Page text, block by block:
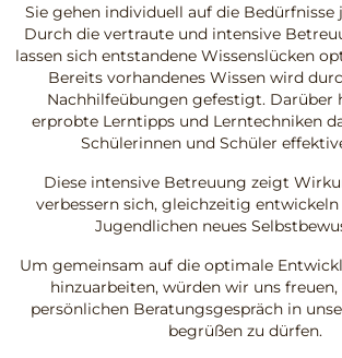
Sie gehen individuell auf die Bedürfnisse
Durch die vertraute und intensive
lassen sich entstandene Wissenslücken
Bereits vorhandenes Wissen wird
Nachhilfeübungen gefestigt. Darüber
erprobte Lerntipps und Lerntechniken
Schülerinnen und Schüler
Diese intensive Betreuung zeigt
verbessern sich, gleichzeitig
Jugendlichen neues
Um gemeinsam auf die optimale
hinzuarbeiten, würden wir uns freuen,
persönlichen Beratungsgespräch in
begrüßen zu dürfen.